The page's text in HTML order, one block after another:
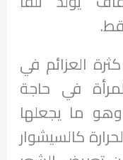
العزائم في
في حاجة
ما يجعلها
كالسيشوار